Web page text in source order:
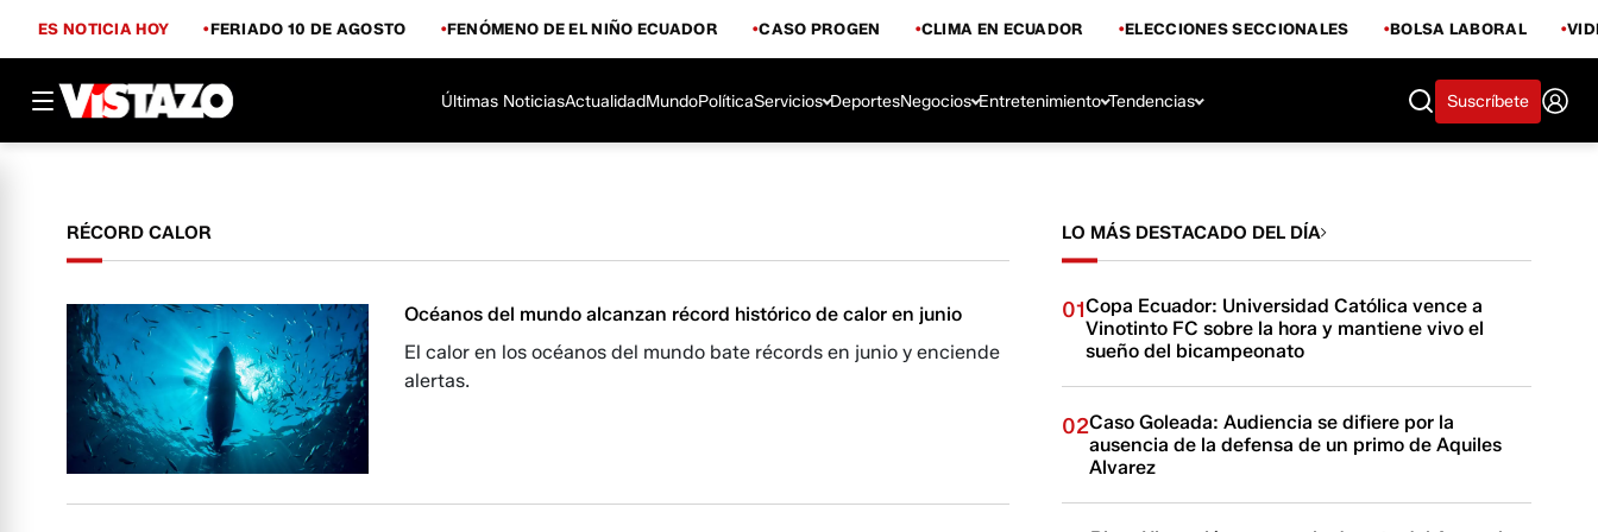
ES NOTICIA HOY FERIADO 10 DE AGOSTO FENÓMENO DE EL NIÑO ECUADOR CASO PROGEN CLIMA EN ECUADOR ELECCIONES SECCIONALES BOLSA LABORAL
Últimas NoticiasActualidadMundoPolíticaServicios DeportesNegocios Entretenimiento Tendencias Suscríbete
RÉCORD CALOR
Océanos del mundo alcanzan récord histórico de calor en junio
El calor en los océanos del mundo bate récords en junio y enciende
alertas.
LO MÁS DESTACADO DEL DÍA
01Copa Ecuador: Universidad Católica vence a
Vinotinto FC sobre la hora y mantiene vivo el
sueño del bicampeonato
02Caso Goleada: Audiencia se difiere por la
ausencia de la defensa de un primo de Aquiles
Alvarez